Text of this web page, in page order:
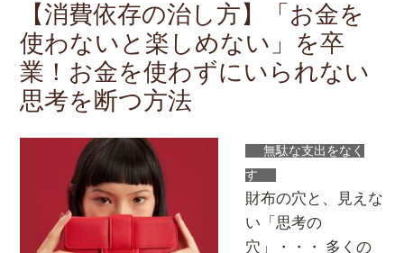
【消費依存の治し方】「お金を
使わないと楽しめない」を卒
業！お金を使わずにいられない
思考を断つ方法
無駄な支出をなく
す
財布の穴と、見えな
い「思考の
穴」・・・ 多くの